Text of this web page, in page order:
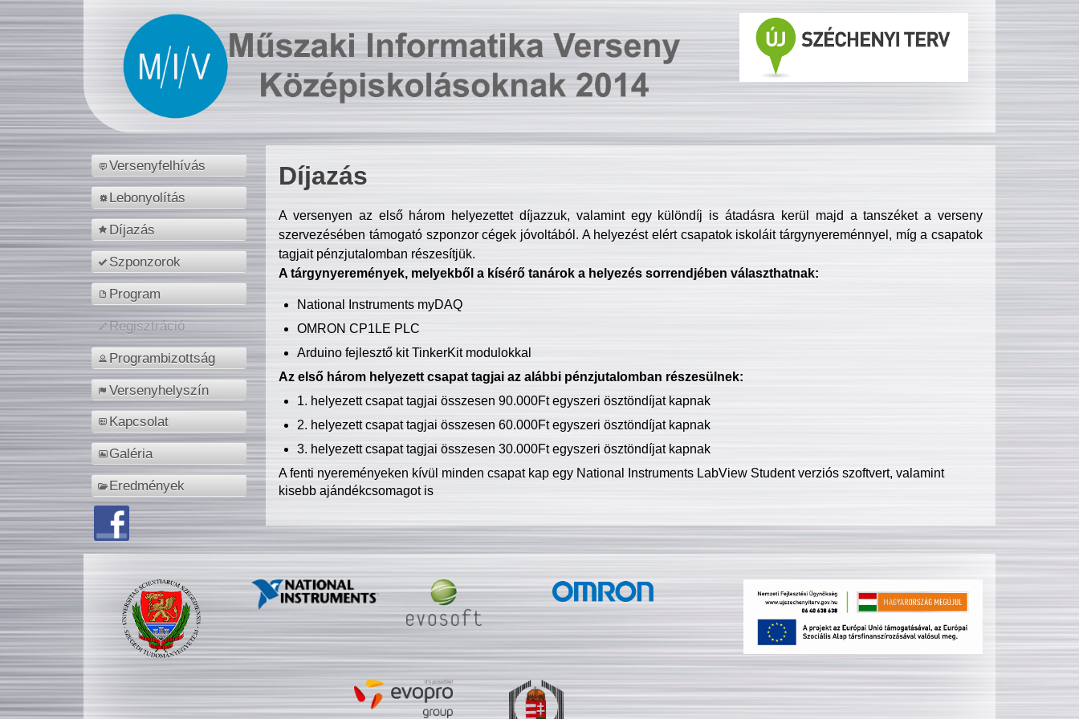
Versenyfelhívás
Lebonyolítás
Díjazás
Szponzorok
Program
Regisztráció
Programbizottság
Versenyhelyszín
Kapcsolat
Galéria
Eredmények
Díjazás
A versenyen az első három helyezettet díjazzuk, valamint egy különdíj is átadásra kerül majd a tanszéket a verseny
szervezésében támogató szponzor cégek jóvoltából. A helyezést elért csapatok iskoláit tárgynyereménnyel, míg a csapatok
tagjait pénzjutalomban részesítjük.
A tárgynyeremények, melyekből a kísérő tanárok a helyezés sorrendjében választhatnak:
National Instruments myDAQ
OMRON CP1LE PLC
Arduino fejlesztő kit TinkerKit modulokkal
Az első három helyezett csapat tagjai az alábbi pénzjutalomban részesülnek:
1. helyezett csapat tagjai összesen 90.000Ft egyszeri ösztöndíjat kapnak
2. helyezett csapat tagjai összesen 60.000Ft egyszeri ösztöndíjat kapnak
3. helyezett csapat tagjai összesen 30.000Ft egyszeri ösztöndíjat kapnak
A fenti nyereményeken kívül minden csapat kap egy National Instruments LabView Student verziós szoftvert, valamint
kisebb ajándékcsomagot is